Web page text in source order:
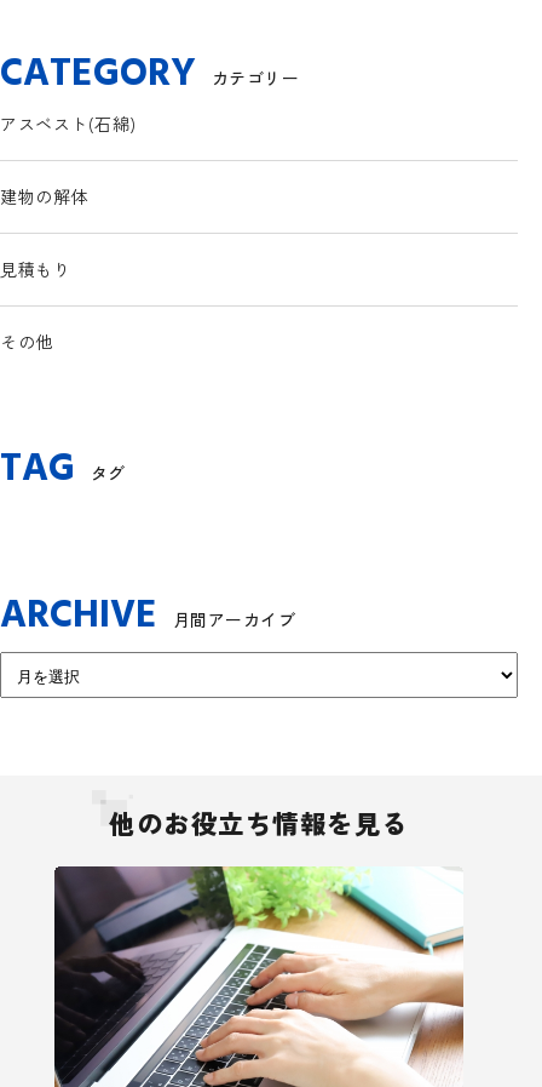
CATEGORY
カテゴリー
アスベスト(石綿)
建物の解体
見積もり
その他
TAG タグ
ARCHIVE 月間アーカイブ
他のお役立ち情報を見る